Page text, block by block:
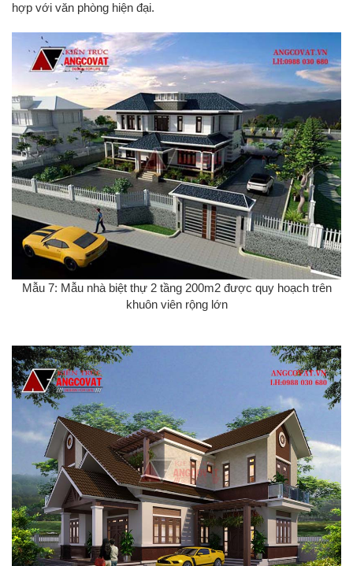
hợp với văn phòng hiện đại.
Mẫu 7: Mẫu nhà biệt thự 2 tầng 200m2 được quy hoạch trên
khuôn viên rộng lớn